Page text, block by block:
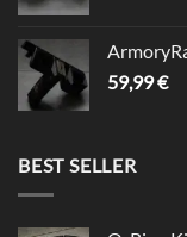
59,99€
BEST SELLER